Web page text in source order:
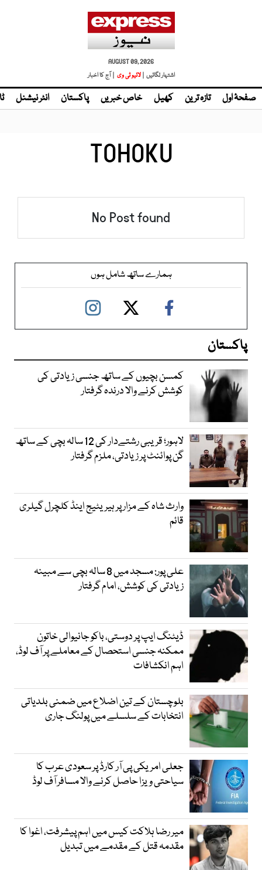
AUGUST 09, 2026
اشتہار لگائیں | لائیو ٹی وی | آج کا اخبار
صفحۂ اول تازہ ترین کھیل خاص خبریں پاکستان انٹر نیشنل
TOHOKU
No Post found
ہمارے ساتھ شامل ہوں
پاکستان
کمسن بچیوں کے ساتھ جنسی زیادتی کی
کوشش کرنے والا درندہ گرفتار
لاہور؛ قریبی رشتےدار کی 12 سالہ بچی کے ساتھ
گن پوائنٹ پر زیادتی، ملزم گرفتار
وارث شاہ کے مزار پر ہیریٹیج اینڈ کلچرل گیلری
قائم
علی پور: مسجد میں 8 سالہ بچی سے مبینہ
زیادتی کی کوشش، امام گرفتار
ڈیٹنگ ایپ پر دوستی، باکو جانیوالی خاتون
ممکنہ جنسی استحصال کے معاملے پر آف لوڈ،
اہم انکشافات
بلوچستان کے تین اضلاع میں ضمنی بلدیاتی
انتخابات کے سلسلے میں پولنگ جاری
جعلی امریکی پی آر کارڈ پر سعودی عرب کا
سیاحتی ویزا حاصل کرنے والا مسافر آف لوڈ
میر رضا ہلاکت کیس میں اہم پیشرفت، اغوا کا
مقدمہ قتل کے مقدمے میں تبدیل